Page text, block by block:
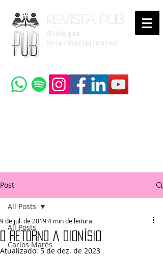
Revista pub
Diálogos
Interdisciplinares
Post
All Posts
Carlos Marés
All Posts
O RETORNO A DIONÍSIO
9 de jul. de 20194 min de leitura
Atualizado:5 de dez. de 2023